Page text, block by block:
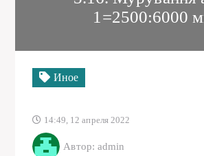
1=2500:6000
Иное
14:49, 12 апреля 2022
Автор: admin